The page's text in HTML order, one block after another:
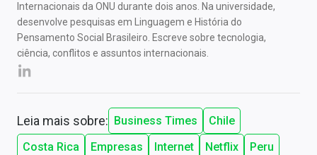
Internacionais da ONU durante dois anos. Na universidade,
desenvolve pesquisas em Linguagem e História do
Pensamento Social Brasileiro. Escreve sobre tecnologia,
ciência, conflitos e assuntos internacionais.
Leia mais sobre: Business Times
Chile
Costa Rica
Empresas Internet Netflix
Peru